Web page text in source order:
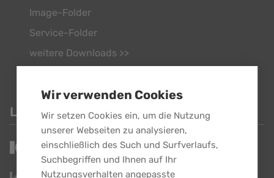
Wir verwenden Cookies
Wir setzen Cookies ein, um die Nutzung
unserer Webseiten zu analysieren,
einschließlich des Such und Surfverlaufs,
Suchbegriffen und Ihnen auf Ihr
Nutzungsverhalten angepasste
Image-Folder
Service-Folder
weitere Downloads >>
LINKS